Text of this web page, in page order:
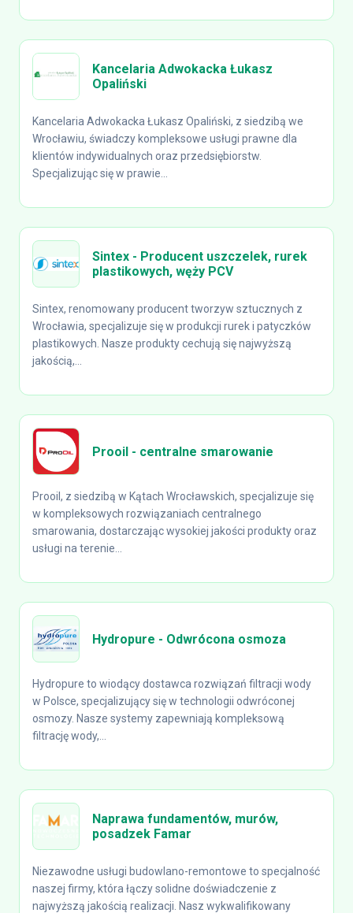
Kancelaria Adwokacka Łukasz
Opaliński
Kancelaria Adwokacka Łukasz Opaliński, z siedzibą we
Wrocławiu, świadczy kompleksowe usługi prawne dla
klientów indywidualnych oraz przedsiębiorstw.
Specjalizując się w prawie...
Sintex - Producent uszczelek, rurek
plastikowych, węży PCV
Sintex, renomowany producent tworzyw sztucznych z
Wrocławia, specjalizuje się w produkcji rurek i patyczków
plastikowych. Nasze produkty cechują się najwyższą
jakością,...
Prooil - centralne smarowanie
Prooil, z siedzibą w Kątach Wrocławskich, specjalizuje się
w kompleksowych rozwiązaniach centralnego
smarowania, dostarczając wysokiej jakości produkty oraz
usługi na terenie...
Hydropure - Odwrócona osmoza
Hydropure to wiodący dostawca rozwiązań filtracji wody
w Polsce, specjalizujący się w technologii odwróconej
osmozy. Nasze systemy zapewniają kompleksową
filtrację wody,...
Naprawa fundamentów, murów,
posadzek Famar
Niezawodne usługi budowlano-remontowe to specjalność
naszej firmy, która łączy solidne doświadczenie z
najwyższą jakością realizacji. Nasz wykwalifikowany